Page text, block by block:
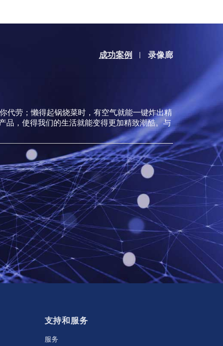
成功案例 | 录像廊
代劳；懒得起锅烧菜时，有空气就能一键炸出精
品，使得我们的生活就能变得更加精致潮酷。与
支持和服务
服务